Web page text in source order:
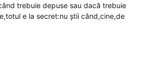
trebuie depuse sau dacă trebuie
e la secret:nu știi când,cine,de